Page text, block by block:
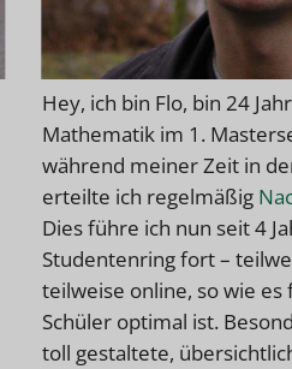
Hey, ich bin Flo, bin 24
Mathematik im 1.
während meiner Zeit in
erteilte ich regelmäßig
Dies führe ich nun seit 4
Studentenring fort –
teilweise online, so wie
Schüler optimal ist.
toll gestaltete,